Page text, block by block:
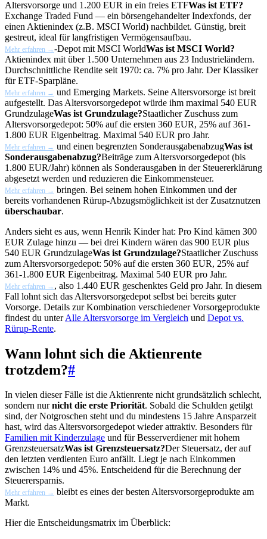
Altersvorsorge und 1.200 EUR in ein freies ETFWas ist ETF?
Exchange Traded Fund — ein börsengehandelter Indexfonds, der
einen Aktienindex (z.B. MSCI World) nachbildet. Günstig, breit
gestreut, ideal für langfristigen Vermögensaufbau.
Mehr erfahren →-Depot mit MSCI WorldWas ist MSCI World?
Aktienindex mit über 1.500 Unternehmen aus 23 Industrieländern.
Durchschnittliche Rendite seit 1970: ca. 7% pro Jahr. Der Klassiker
für ETF-Sparpläne.
Mehr erfahren → und Emerging Markets. Seine Altersvorsorge ist breit
aufgestellt. Das Altersvorsorgedepot würde ihm maximal 540 EUR
GrundzulageWas ist Grundzulage?Staatlicher Zuschuss zum
Altersvorsorgedepot: 50% auf die ersten 360 EUR, 25% auf 361-
1.800 EUR Eigenbeitrag. Maximal 540 EUR pro Jahr.
Mehr erfahren → und einen begrenzten SonderausgabenabzugWas ist
Sonderausgabenabzug?Beiträge zum Altersvorsorgedepot (bis
1.800 EUR/Jahr) können als Sonderausgaben in der Steuererklärung
abgesetzt werden und reduzieren die Einkommensteuer.
Mehr erfahren → bringen. Bei seinem hohen Einkommen und der
bereits vorhandenen Rürup-Abzugsmöglichkeit ist der Zusatznutzen
überschaubar.
Anders sieht es aus, wenn Henrik Kinder hat: Pro Kind kämen 300
EUR Zulage hinzu — bei drei Kindern wären das 900 EUR plus
540 EUR GrundzulageWas ist Grundzulage?Staatlicher Zuschuss
zum Altersvorsorgedepot: 50% auf die ersten 360 EUR, 25% auf
361-1.800 EUR Eigenbeitrag. Maximal 540 EUR pro Jahr.
Mehr erfahren → , also 1.440 EUR geschenktes Geld pro Jahr. In diesem
Fall lohnt sich das Altersvorsorgedepot selbst bei bereits guter
Vorsorge. Details zur Kombination verschiedener Vorsorgeprodukte
findest du unterAlle Altersvorsorge im Vergleich und Depot vs.
Rürup-Rente.
Wann lohnt sich die Aktienrente
trotzdem?#
In vielen dieser Fälle ist die Aktienrente nicht grundsätzlich schlecht,
sondern nurnicht die erste Priorität. Sobald die Schulden getilgt
sind, der Notgroschen steht und du mindestens 15 Jahre Ansparzeit
hast, wird das Altersvorsorgedepot wieder attraktiv. Besonders für
Familien mit Kinderzulage und für Besserverdiener mit hohem
GrenzsteuersatzWas ist Grenzsteuersatz?Der Steuersatz, der auf
den letzten verdienten Euro anfällt. Liegt je nach Einkommen
zwischen 14% und 45%. Entscheidend für die Berechnung der
Steuerersparnis.
Mehr erfahren → bleibt es eines der besten Altersvorsorgeprodukte am
Markt.
Hier die Entscheidungsmatrix im Überblick: